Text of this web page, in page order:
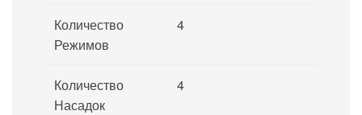
Количество
Режимов
4
Количество
Насадок
4